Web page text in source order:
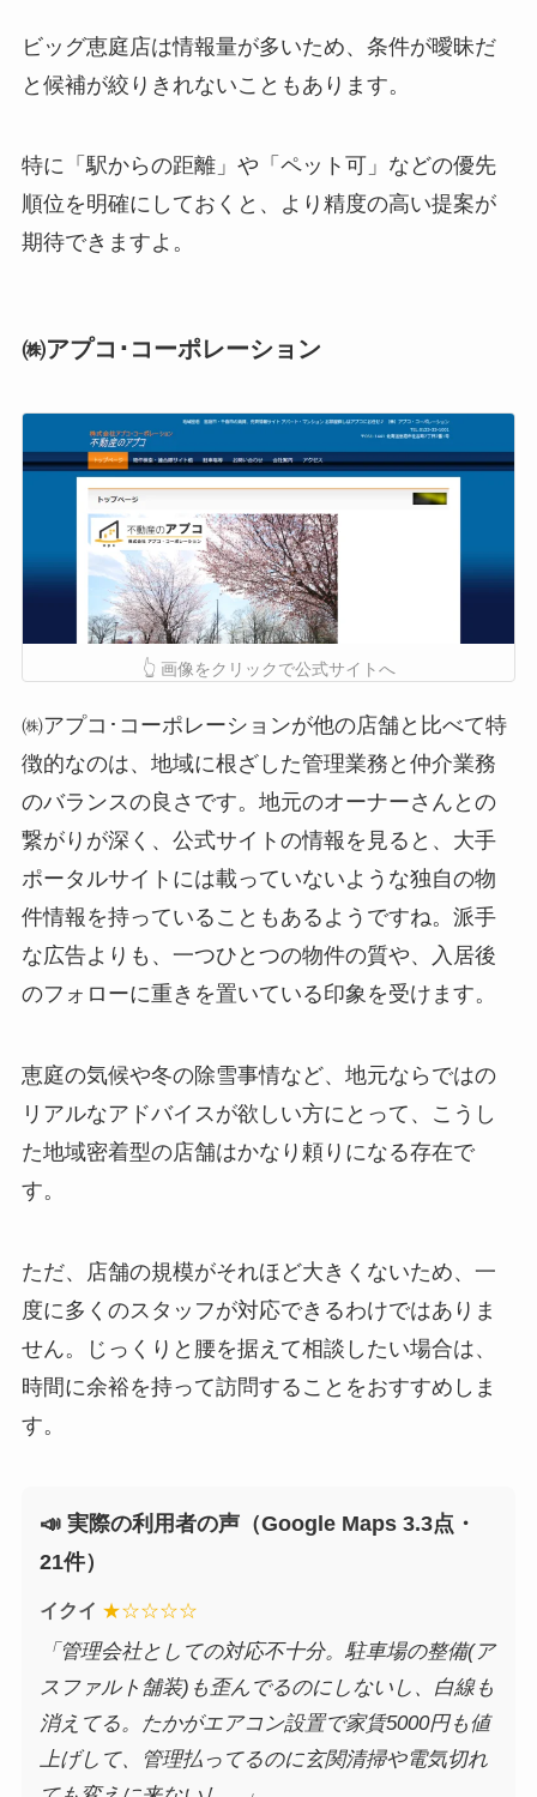
ビッグ恵庭店は情報量が多いため、条件が曖昧だ
と候補が絞りきれないこともあります。
特に「駅からの距離」や「ペット可」などの優先
順位を明確にしておくと、より精度の高い提案が
期待できますよ。
㈱アプコ･コーポレーション
👆 画像をクリックで公式サイトへ
㈱アプコ･コーポレーションが他の店舗と比べて特
徴的なのは、地域に根ざした管理業務と仲介業務
のバランスの良さです。地元のオーナーさんとの
繋がりが深く、公式サイトの情報を見ると、大手
ポータルサイトには載っていないような独自の物
件情報を持っていることもあるようですね。派手
な広告よりも、一つひとつの物件の質や、入居後
のフォローに重きを置いている印象を受けます。
恵庭の気候や冬の除雪事情など、地元ならではの
リアルなアドバイスが欲しい方にとって、こうし
た地域密着型の店舗はかなり頼りになる存在で
す。
ただ、店舗の規模がそれほど大きくないため、一
度に多くのスタッフが対応できるわけではありま
せん。じっくりと腰を据えて相談したい場合は、
時間に余裕を持って訪問することをおすすめしま
す。
📣 実際の利用者の声（Google Maps 3.3点・
21件）
イクイ ★☆☆☆☆
「管理会社としての対応不十分。駐車場の整備(ア
スファルト舗装)も歪んでるのにしないし、白線も
消えてる。たかがエアコン設置で家賃5000円も値
上げして、管理払ってるのに玄関清掃や電気切れ